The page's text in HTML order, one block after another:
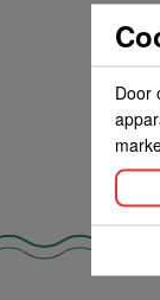
Door